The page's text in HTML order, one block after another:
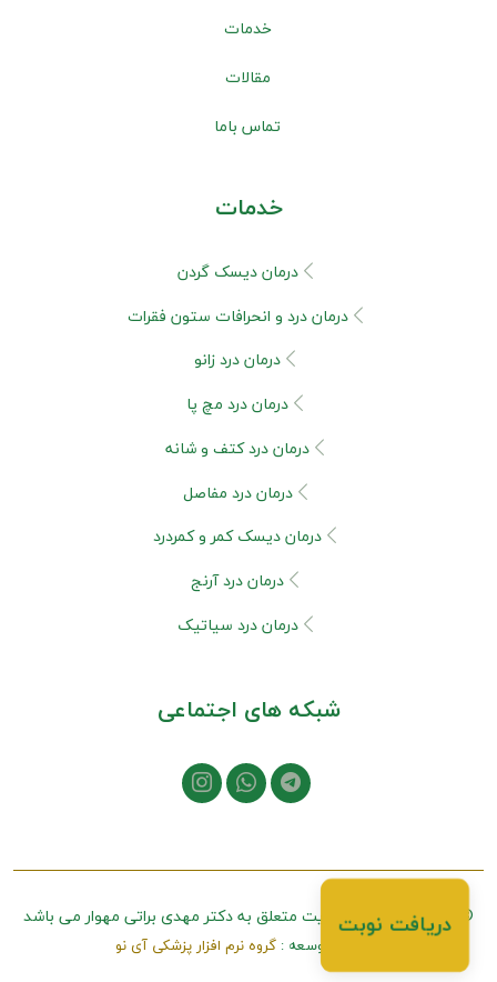
خدمات
مقالات
تماس باما
خدمات
درمان دیسک گردن
درمان درد و انحرافات ستون فقرات
درمان درد زانو
درمان درد مچ پا
درمان درد کتف و شانه
درمان درد مفاصل
درمان دیسک کمر و کمردرد
درمان درد آرنج
درمان درد سیاتیک
شبکه های اجتماعی
© تمامی حقوق این سایت متعلق بهدکتر مهدی براتی مهوار می باشد
طراحی و توسعه : گروه نرم افزار پزشکی آی نو